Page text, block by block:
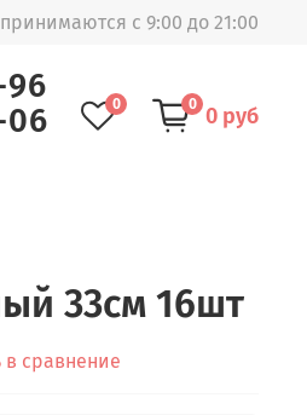
с 9:00 до 21:00
96
06
0 0 0 руб
33см 16шт
в сравнение